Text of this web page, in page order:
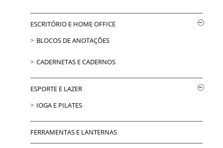
ESCRITÓRIO E HOME OFFICE
BLOCOS DE ANOTAÇÕES
CADERNETAS E CADERNOS
ESPORTE E LAZER
IOGA E PILATES
FERRAMENTAS E LANTERNAS